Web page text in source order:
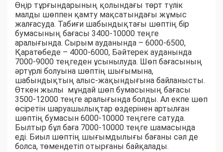
Өңір тұрғындарының қолындағы төрт түлік
малды шөппен қамту мақсатындағы жұмыс
жалғасуда. Табиғи шабындықтағы шөптің бір
бумасының бағасы 3400-10000 теңге
аралығында. Сырым ауданында – 6000-6500,
Қаратөбеде – 4000-6000, Бәйтерек ауданында
7000-9000 теңгеден ұсынылуда. Шөп бағасының
әртүрлі болуына шөптің шығымына,
шабындықтың алыс-жақындығына байланысты.
Өткен жылы мұндай шөп бумасының бағасы
3500-12000 теңге аралығында болды. Ал екпе шөп
өсіретін шаруашылықтар өздерінен артылған
шөптің бумасын 6000-10000 теңгеге сатуда.
Былтыр бұл баға 7000-10000 теңге шамасында
еді. Биыл шөптің шығымдылығы бағаны сәл де
болса, төмендетіп отырғаны байқалады.